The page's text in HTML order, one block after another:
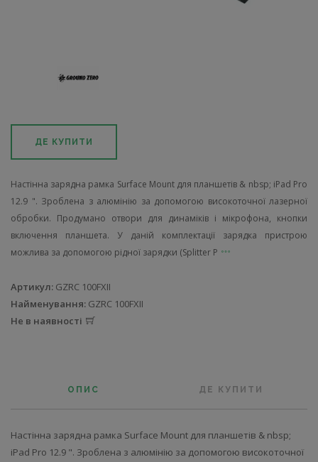
ДЕ КУПИТИ
Настінна зарядна рамка Surface Mount для планшетів & nbsp; iPad Pro
12.9 ". Зроблена з алюмінію за допомогою високоточної лазерної
обробки. Продумано отвори для динаміків і мікрофона, кнопки
включення планшета. У даній комплектації зарядка пристрою
можлива за допомогою рідної зарядки (Splitter P
Артикул: GZRC 100FXII
Найменування: GZRC 100FXII
Не в наявності
ОПИС ДЕ КУПИТИ
Настінна зарядна рамка Surface Mount для планшетів & nbsp;
iPad Pro 12.9 ". Зроблена з алюмінію за допомогою високоточної